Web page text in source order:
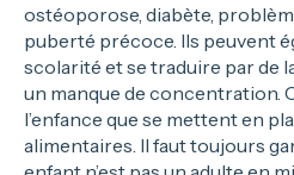
ostéoporose, diabète,
puberté précoce. Ils peuvent
scolarité et se traduire par de
un manque de concentration.
l’enfance que se mettent en
alimentaires. Il faut toujours